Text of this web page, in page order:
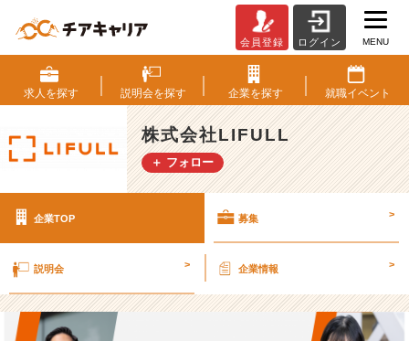
式
会
社
L
I
F
の
求
会員登録 ログイン MENU
求人を探す 説明会を探す 企業を探す 就職イベント
株式会社LIFULL
＋ フォロー
企業TOP 募集 >
説明会 > 企業情報 >